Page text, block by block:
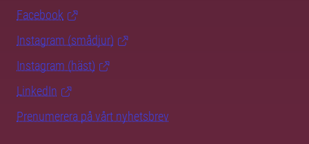
Facebook
Instagram (smådjur)
Instagram (häst)
LinkedIn
Prenumerera på vårt nyhetsbrev